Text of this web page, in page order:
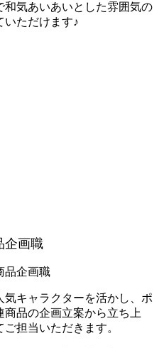
和気あいあいとした雰囲気の
いただけます♪
企画職
品企画職
気キャラクターを活かし、ポ
商品の企画立案から立ち上
担当いただきます。